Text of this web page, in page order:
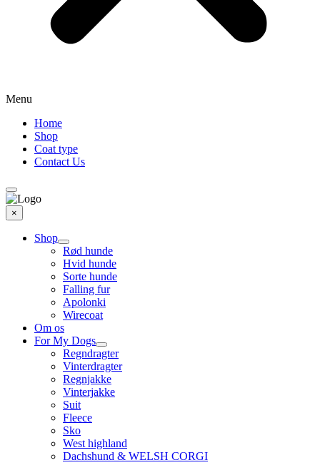
Menu
Home
Shop
Coat type
Contact Us
×
Shop
Rød hunde
Hvid hunde
Sorte hunde
Falling fur
Apolonki
Wirecoat
Om os
For My Dogs
Regndragter
Vinterdragter
Regnjakke
Vinterjakke
Suit
Fleece
Sko
West highland
Dachshund & WELSH CORGI